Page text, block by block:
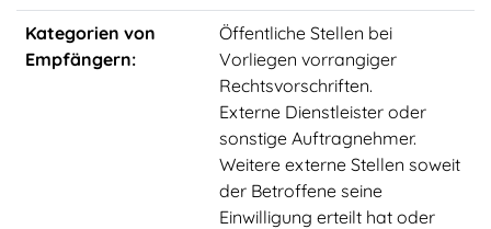
Kategorien von
Empfängern:
Öffentliche Stellen bei
Vorliegen vorrangiger
Rechtsvorschriften.
Externe Dienstleister oder
sonstige Auftragnehmer.
Weitere externe Stellen soweit
der Betroffene seine
Einwilligung erteilt hat oder